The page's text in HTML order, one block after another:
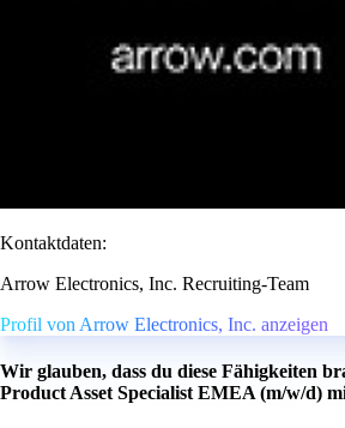
Kontaktdaten:
Arrow Electronics, Inc. Recruiting-Team
Profil von Arrow Electronics, Inc. anzeigen
Wir glauben, dass du diese Fähigkeiten
Product Asset Specialist EMEA (m/w/d)